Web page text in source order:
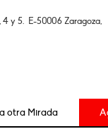
4 y 5. E-50006 Zaragoza,
otra Mirada